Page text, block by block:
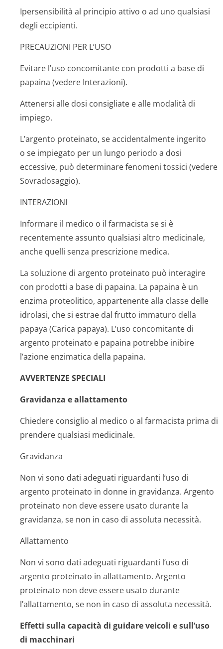
Ipersensibilità al principio attivo o ad uno qualsiasi
degli eccipienti.
PRECAUZIONI PER L’USO
Evitare l’uso concomitante con prodotti a base di
papaina (vedere Interazioni).
Attenersi alle dosi consigliate e alle modalità di
impiego.
L’argento proteinato, se accidentalmente ingerito
o se impiegato per un lungo periodo a dosi
eccessive, può determinare fenomeni tossici (vedere
Sovradosaggio).
INTERAZIONI
Informare il medico o il farmacista se si è
recentemente assunto qualsiasi altro medicinale,
anche quelli senza prescrizione medica.
La soluzione di argento proteinato può interagire
con prodotti a base di papaina. La papaina è un
enzima proteolitico, appartenente alla classe delle
idrolasi, che si estrae dal frutto immaturo della
papaya (Carica papaya). L’uso concomitante di
argento proteinato e papaina potrebbe inibire
l’azione enzimatica della papaina.
AVVERTENZE SPECIALI
Gravidanza e allattamento
Chiedere consiglio al medico o al farmacista prima di
prendere qualsiasi medicinale.
Gravidanza
Non vi sono dati adeguati riguardanti l’uso di
argento proteinato in donne in gravidanza. Argento
proteinato non deve essere usato durante la
gravidanza, se non in caso di assoluta necessità.
Allattamento
Non vi sono dati adeguati riguardanti l’uso di
argento proteinato in allattamento. Argento
proteinato non deve essere usato durante
l’allattamento, se non in caso di assoluta necessità.
Effetti sulla capacità di guidare veicoli e sull’uso
di macchinari